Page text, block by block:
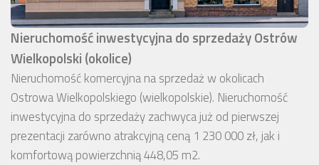
Nieruchomość inwestycyjna do sprzedaży Ostrów
Wielkopolski (okolice)
Nieruchomość komercyjna na sprzedaż w okolicach
Ostrowa Wielkopolskiego (wielkopolskie). Nieruchomość
inwestycyjna do sprzedaży zachwyca już od pierwszej
prezentacji zarówno atrakcyjną ceną 1 230 000 zł, jak i
komfortową powierzchnią 448,05 m2.